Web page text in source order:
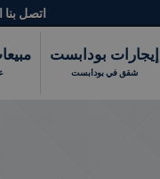
اتصل بنا
إيجارات بودابست
شقق في بودابست